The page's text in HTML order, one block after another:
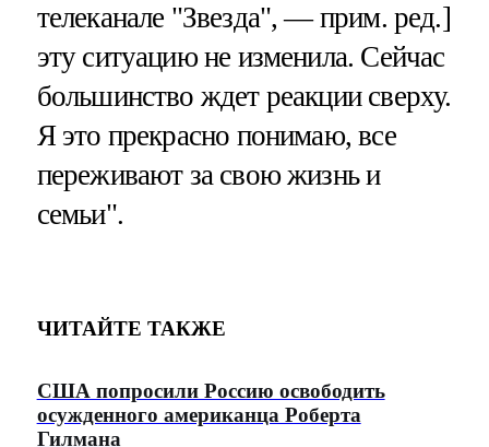
телеканале "Звезда", — прим. ред.]
эту ситуацию не изменила. Сейчас
большинство ждет реакции сверху.
Я это прекрасно понимаю, все
переживают за свою жизнь и
семьи".
ЧИТАЙТЕ ТАКЖЕ
США попросили Россию освободить
осужденного американца Роберта
Гилмана